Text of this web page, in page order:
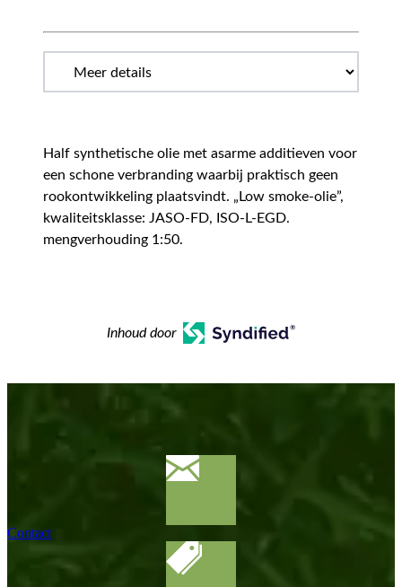
Half synthetische olie met asarme additieven voor
een schone verbranding waarbij praktisch geen
rookontwikkeling plaatsvindt. „Low smoke-olie”,
kwaliteitsklasse: JASO-FD, ISO-L-EGD.
mengverhouding 1:50.
Inhoud door
Contact